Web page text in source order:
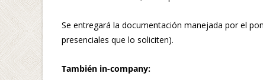
Se entregará la documentación manejada por el
presenciales que lo soliciten).
También in-company: